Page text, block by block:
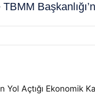
Açtığı Ekonomik